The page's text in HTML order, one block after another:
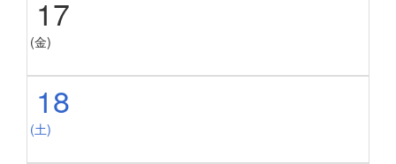
17
(金)
18
(土)